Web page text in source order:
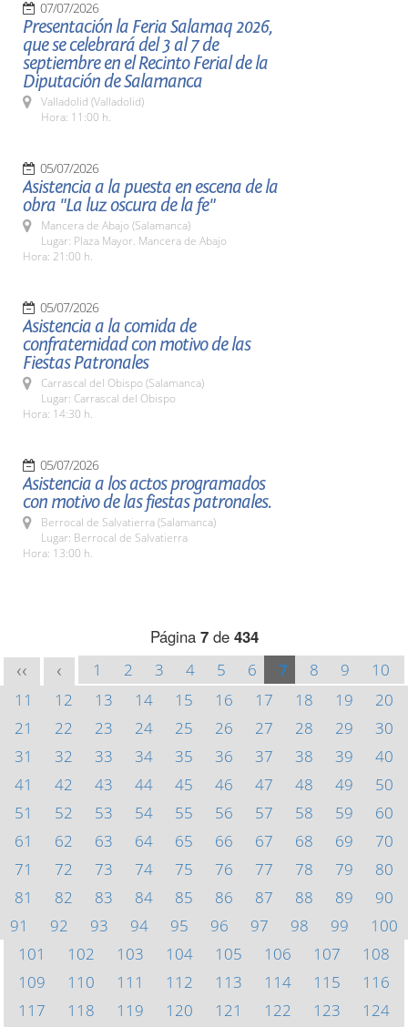
07/07/2026
Presentación la Feria Salamaq 2026,
que se celebrará del 3 al 7 de
septiembre en el Recinto Ferial de la
Diputación de Salamanca
Valladolid (Valladolid)
Hora: 11:00 h.
05/07/2026
Asistencia a la puesta en escena de la
obra "La luz oscura de la fe"
Mancera de Abajo (Salamanca)
Lugar: Plaza Mayor. Mancera de Abajo
Hora: 21:00 h.
05/07/2026
Asistencia a la comida de
confraternidad con motivo de las
Fiestas Patronales
Carrascal del Obispo (Salamanca)
Lugar: Carrascal del Obispo
Hora: 14:30 h.
05/07/2026
Asistencia a los actos programados
con motivo de las fiestas patronales.
Berrocal de Salvatierra (Salamanca)
Lugar: Berrocal de Salvatierra
Hora: 13:00 h.
Página 7de 434
<< < 1 2 3 4 5 6 7 8 9
10
11
12 13 14 15 16 17 18 19
20
21
22 23 24 25 26 27 28 29
30
31
32 33 34 35 36 37 38 39
40
41
42 43 44 45 46 47 48 49
50
51
52 53 54 55 56 57 58 59
60
61
62 63 64 65 66 67 68 69
70
71
72 73 74 75 76 77 78 79
80
81
82 83 84 85 86 87 88 89
90
91
92 93 94 95 96 97 98 99
100
101
102 103 104 105 106 107
108
109
110 111 112 113 114 115
116
117
118 119 120 121 122 123
124